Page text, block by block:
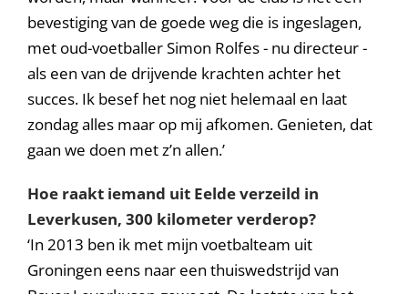
bevestiging van de goede weg die is ingeslagen,
met oud-voetballer Simon Rolfes - nu directeur -
als een van de drijvende krachten achter het
succes. Ik besef het nog niet helemaal en laat
zondag alles maar op mij afkomen. Genieten, dat
gaan we doen met z’n allen.’
Hoe raakt iemand uit Eelde verzeild in
Leverkusen, 300 kilometer verderop?
‘In 2013 ben ik met mijn voetbalteam uit
Groningen eens naar een thuiswedstrijd van